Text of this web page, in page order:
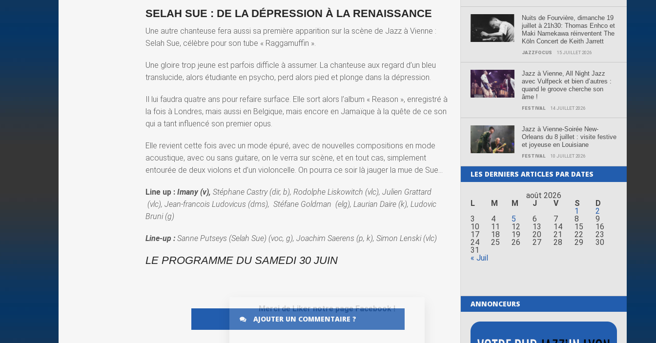
SELAH SUE : DE LA DÉPRESSION À LA RENAISSANCE
Une autre chanteuse fera aussi sa première apparition sur la scène de Jazz à Vienne :
Selah Sue, célèbre pour son tube « Raggamuffin ».
Une gloire trop jeune est parfois difficle à assumer. La chanteuse aux regard d’un bleu
translucide, alors étudiante en psycho, perd alors pied et plonge dans la dépression.
Il lui faudra quatre ans pour refaire surface. Elle sort alors l’album « Reason », enregistré à
la fois à Londres, mais aussi en Belgique, mais encore en Jamaïque à la quête de ce son
qui a tant influencé son premier opus.
Elle revient cette fois avec un mode épuré, avec de nouvelles compositions en mode
acoustique, avec ou sans guitare, on le verra sur scène, et en tout cas, simplement
entourée de deux violons et d’un violoncelle. On pourra ce soir là jauger la mue de Sue…
Line up :Imany (v),Stéphane Castry (dir, b), Rodolphe Liskowitch (vlc), Julien Grattard
(vlc), Jean-francois Ludovicus (dms), Stéfane Goldman (elg), Laurian Daire (k), Ludovic
Bruni (g)
Line-up :Sanne Putseys (Selah Sue) (voc, g), Joachim Saerens (p, k), Simon Lenski (vlc)
LE PROGRAMME DU SAMEDI 30 JUIN
AJOUTER UN COMMENTAIRE ?
Nuits de Fourvière, dimanche 19
juillet à 21h30: Thomas Enhco et
Maki Namekawa réinventent The
Köln Concert de Keith Jarrett
JAZZFOCUS 15 JUILLET 2026
Jazz à Vienne, All Night Jazz
avec Vulfpeck et bien d’autres :
quand le groove cherche son
âme !
FESTIVAL 14 JUILLET 2026
Jazz à Vienne-Soirée New-
Orleans du 8 juillet : visite festive
et joyeuse en Louisiane
FESTIVAL 10 JUILLET 2026
LES DERNIERS ARTICLES PAR DATES
août 2026
L
M M J V S
D
1
2
3
4 5 6 7 8
9
10
11 12 13 14 15
16
17
18 19 20 21 22
23
24
25 26 27 28 29
30
31
« Juil
ANNONCEURS
Merci de Liker notre page Facebook !